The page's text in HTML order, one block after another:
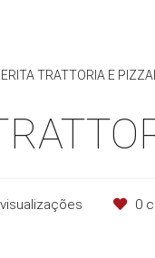
TRATTORIA E
visualizações 0